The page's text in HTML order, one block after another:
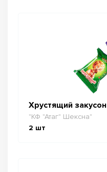
Хрустящий закусон
"КФ "Атаг" Шексна"
2 шт